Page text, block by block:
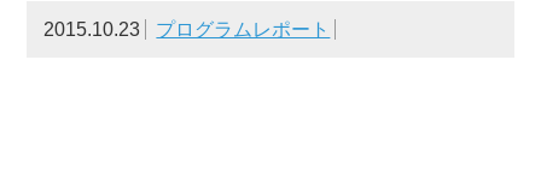
2015.10.23 プログラムレポート